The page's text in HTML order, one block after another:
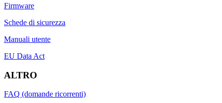
Firmware
Schede di sicurezza
Manuali utente
EU Data Act
ALTRO
FAQ (domande ricorrenti)